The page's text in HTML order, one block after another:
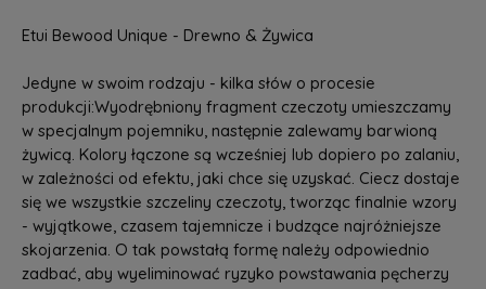
Etui Bewood Unique - Drewno & Żywica
Jedyne w swoim rodzaju - kilka słów o procesie
produkcji:Wyodrębniony fragment czeczoty umieszczamy
w specjalnym pojemniku, następnie zalewamy barwioną
żywicą. Kolory łączone są wcześniej lub dopiero po zalaniu,
w zależności od efektu, jaki chce się uzyskać. Ciecz dostaje
się we wszystkie szczeliny czeczoty, tworząc finalnie wzory
- wyjątkowe, czasem tajemnicze i budzące najróżniejsze
skojarzenia. O tak powstałą formę należy odpowiednio
zadbać, aby wyeliminować ryzyko powstawania pęcherzy